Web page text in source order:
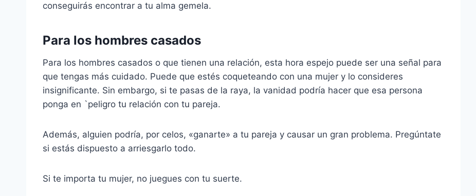
conseguirás encontrar a tu alma gemela.
Para los hombres casados
Para los hombres casados o que tienen una relación, esta hora espejo puede ser una señal para
que tengas más cuidado. Puede que estés coqueteando con una mujer y lo consideres
insignificante. Sin embargo, si te pasas de la raya, la vanidad podría hacer que esa persona
ponga en `peligro tu relación con tu pareja.
Además, alguien podría, por celos, «ganarte» a tu pareja y causar un gran problema. Pregúntate
si estás dispuesto a arriesgarlo todo.
Si te importa tu mujer, no juegues con tu suerte.